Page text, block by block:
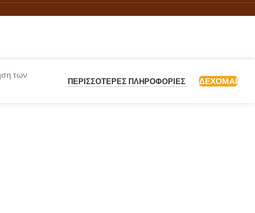
των
ΠΕΡΙΣΣΌΤΕΡΕΣ ΠΛΗΡΟΦΟΡΊΕΣ ΔΈΧΟΜΑΙ